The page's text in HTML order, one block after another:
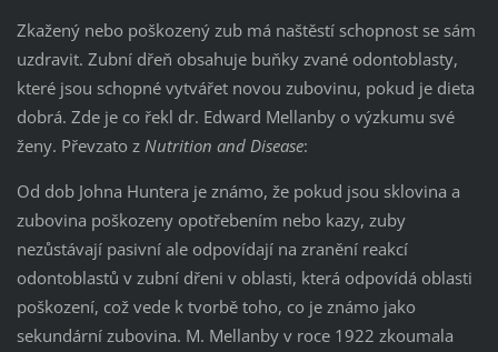
Zkažený nebo poškozený zub má naštěstí schopnost se sám
uzdravit. Zubní dřeň obsahuje buňky zvané odontoblasty,
které jsou schopné vytvářet novou zubovinu, pokud je dieta
dobrá. Zde je co řekl dr. Edward Mellanby o výzkumu své
ženy. Převzato z Nutrition and Disease:
Od dob Johna Huntera je známo, že pokud jsou sklovina a
zubovina poškozeny opotřebením nebo kazy, zuby
nezůstávají pasivní ale odpovídají na zranění reakcí
odontoblastů v zubní dřeni v oblasti, která odpovídá oblasti
poškození, což vede k tvorbě toho, co je známo jako
sekundární zubovina. M. Mellanby v roce 1922 zkoumala